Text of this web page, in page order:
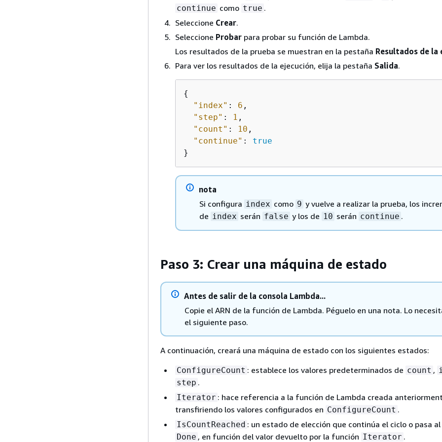
continue como true .
Seleccione Crear.
Seleccione Probar para probar su función de Lambda.
Los resultados de la prueba se muestran en la pestaña Resultados de la
Para ver los resultados de la ejecución, elija la pestaña Salida.
{
"index" : 6 ,
"step" : 1 ,
"count" : 10 ,
"continue" : true
nota
Si configura index como 9 y vuelve a realizar la prueba, los
de index serán false y los de 10 serán continue .
Paso 3: Crear una máquina de estado
Antes de salir de la consola Lambda...
Copie el ARN de la función de Lambda. Péguelo en una nota. Lo
el siguiente paso.
A continuación, creará una máquina de estado con los siguientes estados:
ConfigureCount : establece los valores predeterminados de count ,
step .
Iterator : hace referencia a la función de Lambda creada
transfiriendo los valores configurados en ConfigureCount .
IsCountReached : un estado de elección que continúa el ciclo o pasa
Done , en función del valor devuelto por la función Iterator .